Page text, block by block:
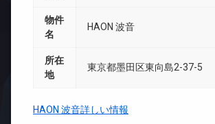
物件
名
HAON 波音
所在
地
東京都墨田区東向島2-37-5
HAON 波音詳しい情報